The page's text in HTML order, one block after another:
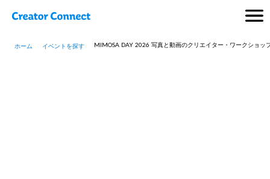
ホーム イベントを探す MIMOSA DAY 2026 写真と動画のクリエイター・ワークショッ